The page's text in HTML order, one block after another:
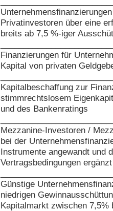
Privatinvestoren über eine
breits ab 7,5 %-iger
Finanzierungen für
Kapital von privaten
Kapitalbeschaffung zur
stimmrechtslosem
und des Bankenratings
Mezzanine-Investoren /
bei der
Instrumente angewandt und
Vertragsbedingungen
Günstige
niedrigen
Kapitalmarkt zwischen 7,5%